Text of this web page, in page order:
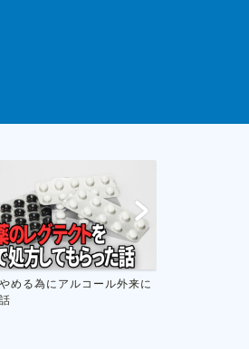
めて人生が変わったお話し